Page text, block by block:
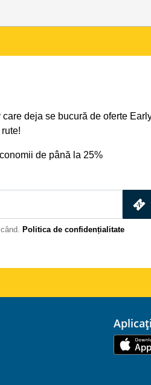
deja se bucură de oferte
de până la 25%
Politica de confidențialitate